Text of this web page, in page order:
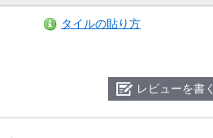
タイルの貼り方
レビューを書く